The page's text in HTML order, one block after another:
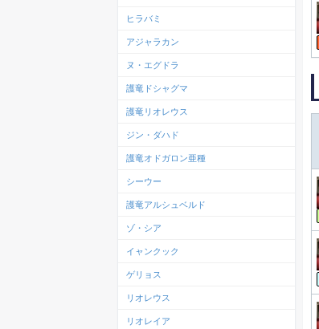
ヒラバミ
アジャラカン
ヌ・エグドラ
護竜ドシャグマ
護竜リオレウス
ジン・ダハド
護竜オドガロン亜種
シーウー
護竜アルシュベルド
ゾ・シア
イャンクック
ゲリョス
リオレウス
リオレイア